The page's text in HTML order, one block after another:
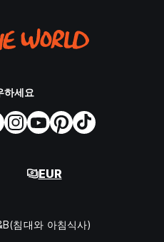
하세요
EUR
침대와 아침식사)